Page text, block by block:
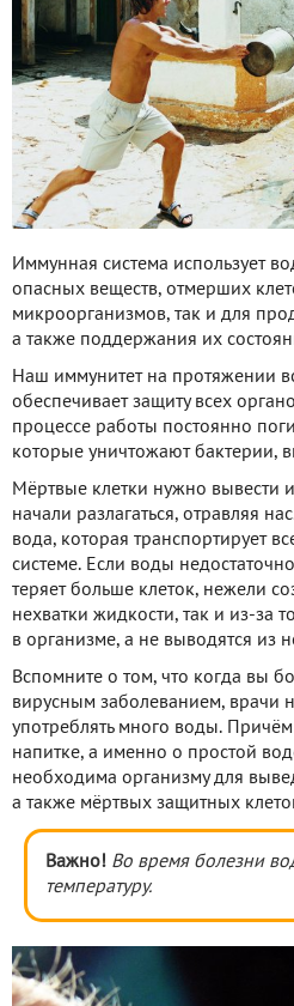
Иммунная система использует
опасных веществ, отмерших
микроорганизмов, так и для
а также поддержания их
Наш иммунитет на протяжении
обеспечивает защиту всех
процессе работы постоянно
которые уничтожают бактерии,
Мёртвые клетки нужно вывести
начали разлагаться, отравляя
вода, которая транспортирует
системе. Если воды
теряет больше клеток, нежели
нехватки жидкости, так и из-за
в организме, а не выводятся из
Вспомните о том, что когда вы
вирусным заболеванием, врачи
употреблять много воды.
напитке, а именно о простой
необходима организму для
а также мёртвых защитных
Важно! Во время болезни в
температуру.